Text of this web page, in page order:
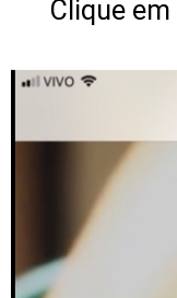
Clique em